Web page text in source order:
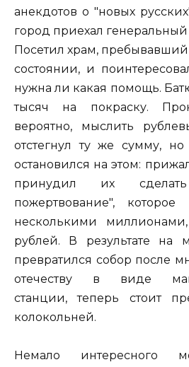
анекдотов о "новых
город приехал
Посетил храм, пребывавший
состоянии, и
нужна ли какая помощь.
тысяч на покраску.
вероятно, мыслить
отстегнул ту же сумму,
остановился на этом:
принудил их сделать
пожертвование",
несколькими
рублей. В результате на
превратился собор после
отечеству в виде
станции, теперь стоит
колокольней.
Немало интересного